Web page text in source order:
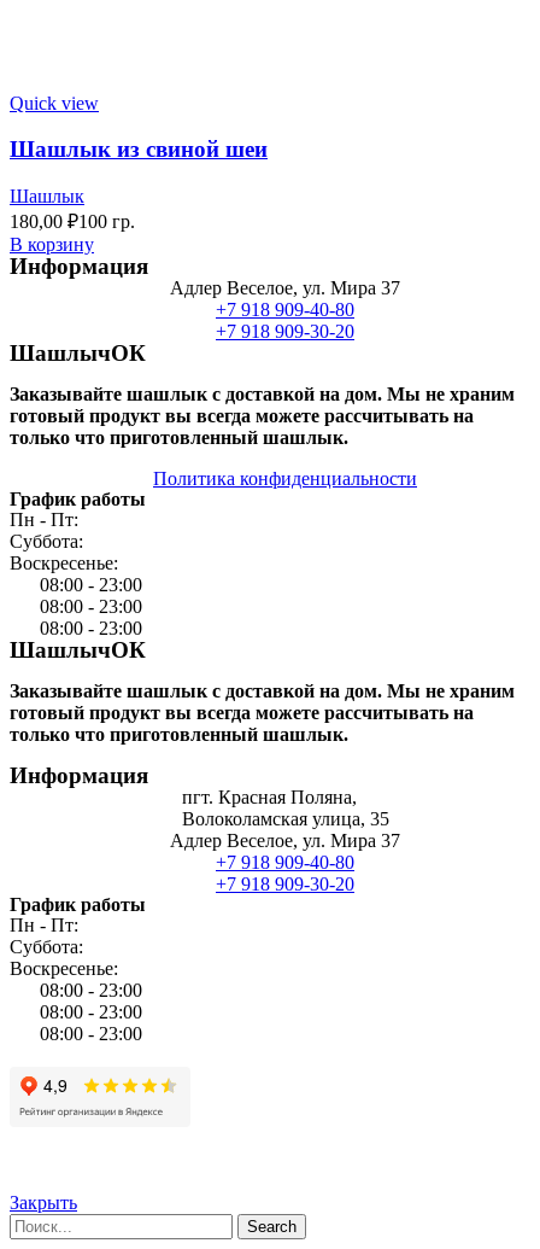
Quick view
Шашлык из свиной шеи
Шашлык
180,00 ₽100 гр.
В корзину
Информация
Адлер Веселое, ул. Мира 37
+7 918 909-40-80
+7 918 909-30-20
ШашлычОК
Заказывайте шашлык с доставкой на дом. Мы не храним
готовый продукт вы всегда можете рассчитывать на
только что приготовленный шашлык.
Политика конфиденциальности
График работы
Пн - Пт:
Суббота:
Воскресенье:
08:00 - 23:00
08:00 - 23:00
08:00 - 23:00
ШашлычОК
Заказывайте шашлык с доставкой на дом. Мы не храним
готовый продукт вы всегда можете рассчитывать на
только что приготовленный шашлык.
Информация
пгт. Красная Поляна,
Волоколамская улица, 35
Адлер Веселое, ул. Мира 37
+7 918 909-40-80
+7 918 909-30-20
График работы
Пн - Пт:
Суббота:
Воскресенье:
08:00 - 23:00
08:00 - 23:00
08:00 - 23:00
Закрыть
Search